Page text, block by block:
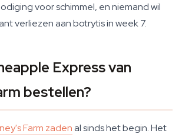
voor schimmel, en niemand wil
verliezen aan botrytis in week 7.
Express van
bestellen?
Farm zadenal sinds het begin. Het